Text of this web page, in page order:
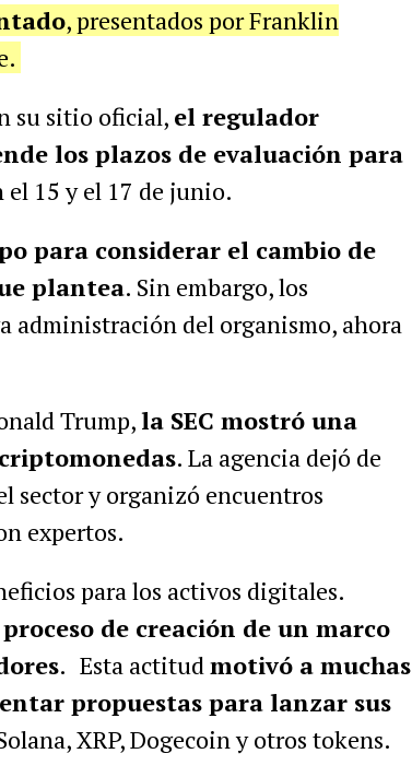
, presentados por Franklin
su sitio oficial, el regulador
los plazos de evaluación para
el 15 y el 17 de junio.
para considerar el cambio de
plantea. Sin embargo, los
administración del organismo, ahora
Trump,la SEC mostró una
. La agencia dejó de
sector y organizó encuentros
expertos.
para los activos digitales.
de creación de un marco
. Esta actitudmotivó a muchas
propuestas para lanzar sus
XRP, Dogecoin y otros tokens.